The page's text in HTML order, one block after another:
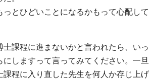
っとひどいことになるかもって心配して
士課程に進まないかと言われたら、いっ
にしますって言ってみてください。一旦
課程に入り直した先生を何人か存じ上げ